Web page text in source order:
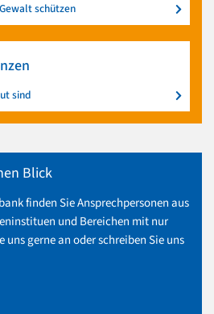
schützen
sind
Blick
finden Sie Ansprechpersonen aus
und Bereichen mit nur
uns gerne an oder schreiben Sie uns